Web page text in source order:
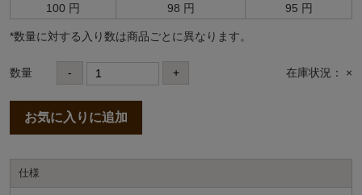
100 円
98 円 95 円
*数量に対する⼊り数は商品ごとに異なります。
数量 - + 在庫状況： ×
お気に入りに追加
仕様